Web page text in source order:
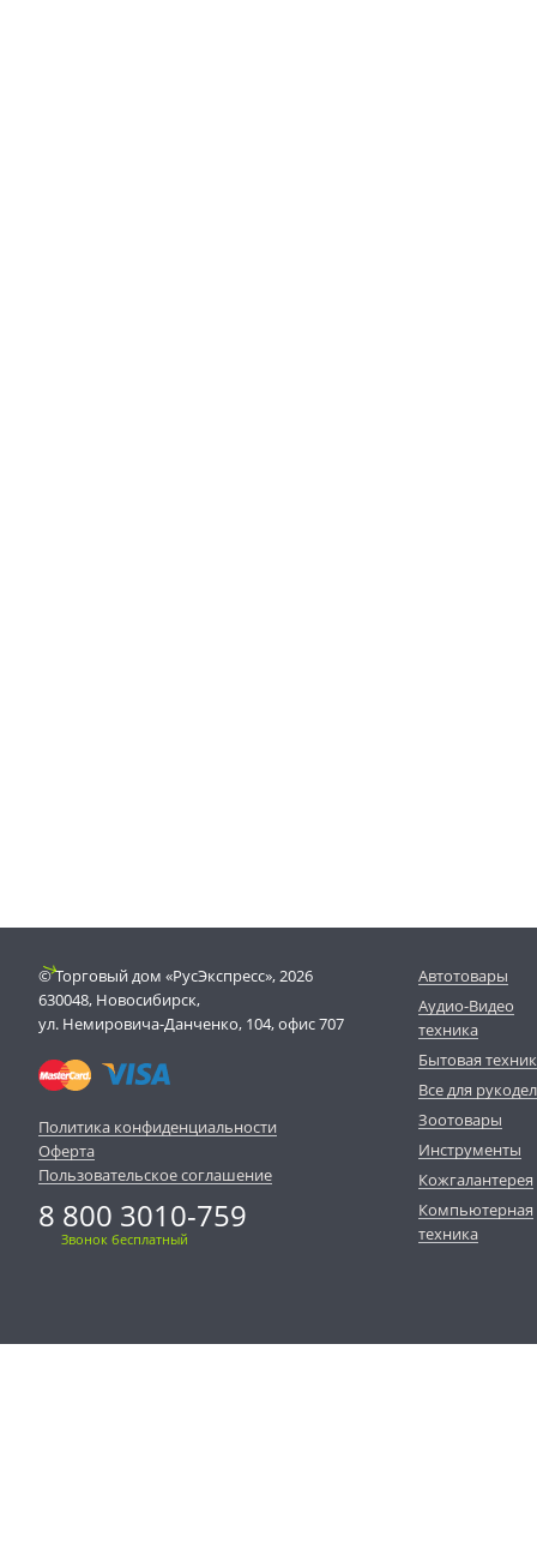
© Торговый дом «РусЭкспресс», 2026
630048, Новосибирск,
ул. Немировича-Данченко, 104, офис 707
Политика конфиденциальности
Оферта
Пользовательское соглашение
8 800 3010-759
Звонок бесплатный
Автотовары
Аудио-Видео
техника
Бытовая
Все для
Зоотовары
Инструменты
Кожгалантерея
Компьютерная
техника